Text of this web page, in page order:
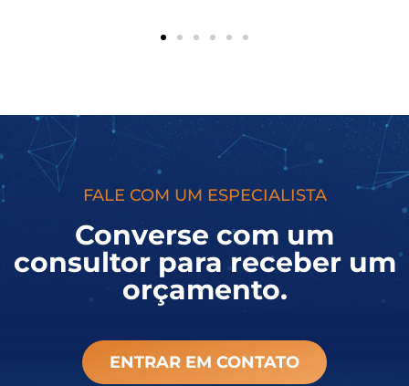
FALE COM UM ESPECIALISTA
Converse com um
consultor para receber um
orçamento.
ENTRAR EM CONTATO